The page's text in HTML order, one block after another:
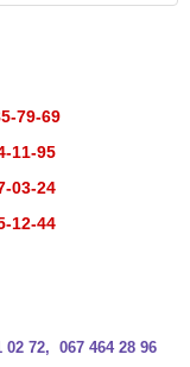
79-69
11-95
03-24
12-44
02 72, 067 464 28 96